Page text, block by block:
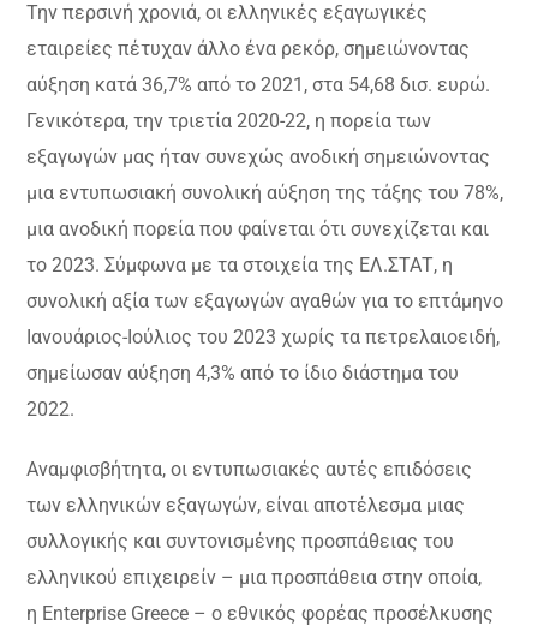
Την περσινή χρονιά, οι ελληνικές εξαγωγικές
εταιρείες πέτυχαν άλλο ένα ρεκόρ, σημειώνοντας
αύξηση κατά 36,7% από το 2021, στα 54,68 δισ. ευρώ.
Γενικότερα, την τριετία 2020-22, η πορεία των
εξαγωγών μας ήταν συνεχώς ανοδική σημειώνοντας
μια εντυπωσιακή συνολική αύξηση της τάξης του 78%,
μια ανοδική πορεία που φαίνεται ότι συνεχίζεται και
το 2023. Σύμφωνα με τα στοιχεία της ΕΛ.ΣΤΑΤ, η
συνολική αξία των εξαγωγών αγαθών για το επτάμηνο
Ιανουάριος-Ιούλιος του 2023 χωρίς τα πετρελαιοειδή,
σημείωσαν αύξηση 4,3% από το ίδιο διάστημα του
2022.
Αναμφισβήτητα, οι εντυπωσιακές αυτές επιδόσεις
των ελληνικών εξαγωγών, είναι αποτέλεσμα μιας
συλλογικής και συντονισμένης προσπάθειας του
ελληνικού επιχειρείν – μια προσπάθεια στην οποία,
η Enterprise Greece – ο εθνικός φορέας προσέλκυσης